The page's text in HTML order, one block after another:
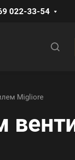
022-33-54
Migliore